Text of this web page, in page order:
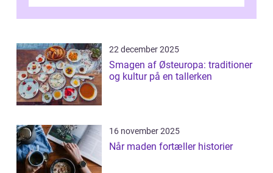
22 december 2025
Smagen af Østeuropa: traditioner
og kultur på en tallerken
16 november 2025
Når maden fortæller historier